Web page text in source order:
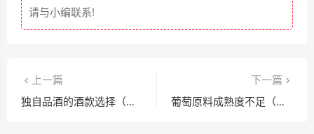
请与小编联系!
上一篇
独自品酒的酒款选择（个人偏好 / 小容量）常识
下一篇
葡萄原料成熟度不足（糖低 / 酸高）工艺处理